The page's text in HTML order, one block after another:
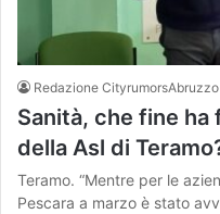
Redazione CityrumorsAbruzzo
Sanità, che fine ha
della Asl di
Teramo. “Mentre per le
Pescara a marzo è stato